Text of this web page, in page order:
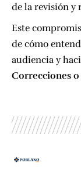
de la revisión y
Este
de cómo
audiencia y
Correcciones